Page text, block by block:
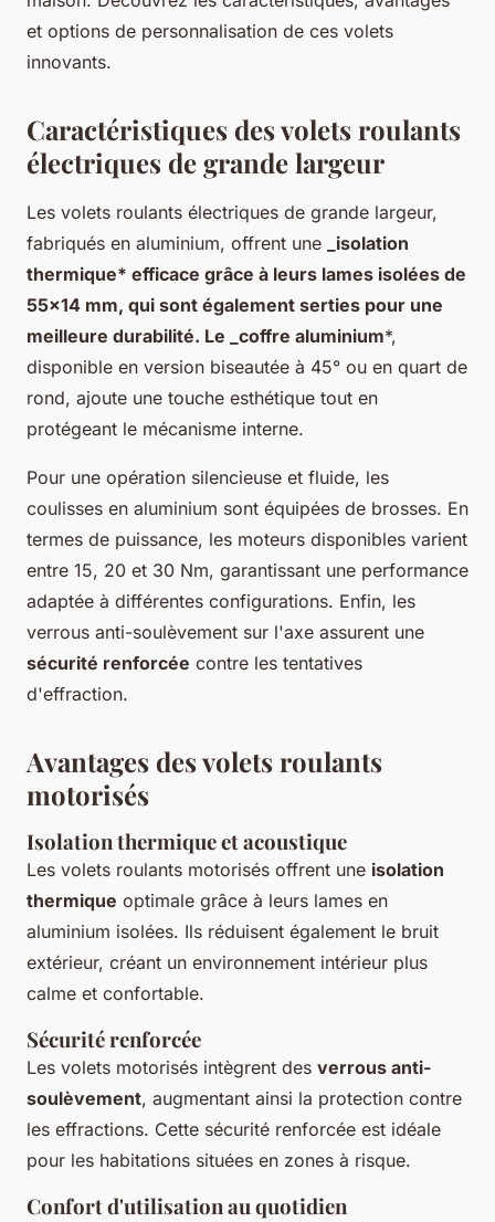
et options de personnalisation de ces volets
innovants.
Caractéristiques des volets roulants
électriques de grande largeur
Les volets roulants électriques de grande largeur,
fabriqués en aluminium, offrent une
_isolation
thermique* efficace grâce à leurs lames isolées de
55x14 mm, qui sont également serties pour une
meilleure durabilité. Le _coffre aluminium*,
disponible en version biseautée à 45° ou en quart de
rond, ajoute une touche esthétique tout en
protégeant le mécanisme interne.
Pour une opération silencieuse et fluide, les
coulisses en aluminium sont équipées de brosses. En
termes de puissance, les moteurs disponibles varient
entre 15, 20 et 30 Nm, garantissant une performance
adaptée à différentes configurations. Enfin, les
verrous anti-soulèvement sur l'axe assurent une
sécurité renforcée contre les tentatives
d'effraction.
Avantages des volets roulants
motorisés
Isolation thermique et acoustique
Les volets roulants motorisés offrent une isolation
thermique optimale grâce à leurs lames en
aluminium isolées. Ils réduisent également le bruit
extérieur, créant un environnement intérieur plus
calme et confortable.
Sécurité renforcée
Les volets motorisés intègrent des verrous anti-
soulèvement, augmentant ainsi la protection contre
les effractions. Cette sécurité renforcée est idéale
pour les habitations situées en zones à risque.
Confort d'utilisation au quotidien